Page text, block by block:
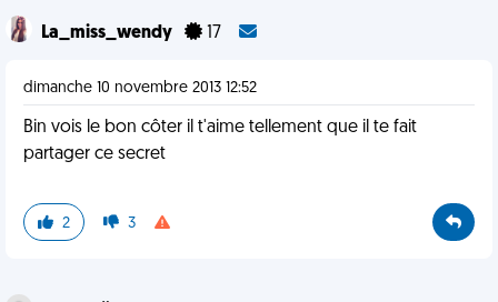
La_miss_wendy 17
dimanche 10 novembre 2013 12:52
Bin vois le bon côter il t'aime tellement que il te fait
partager ce secret
2 3